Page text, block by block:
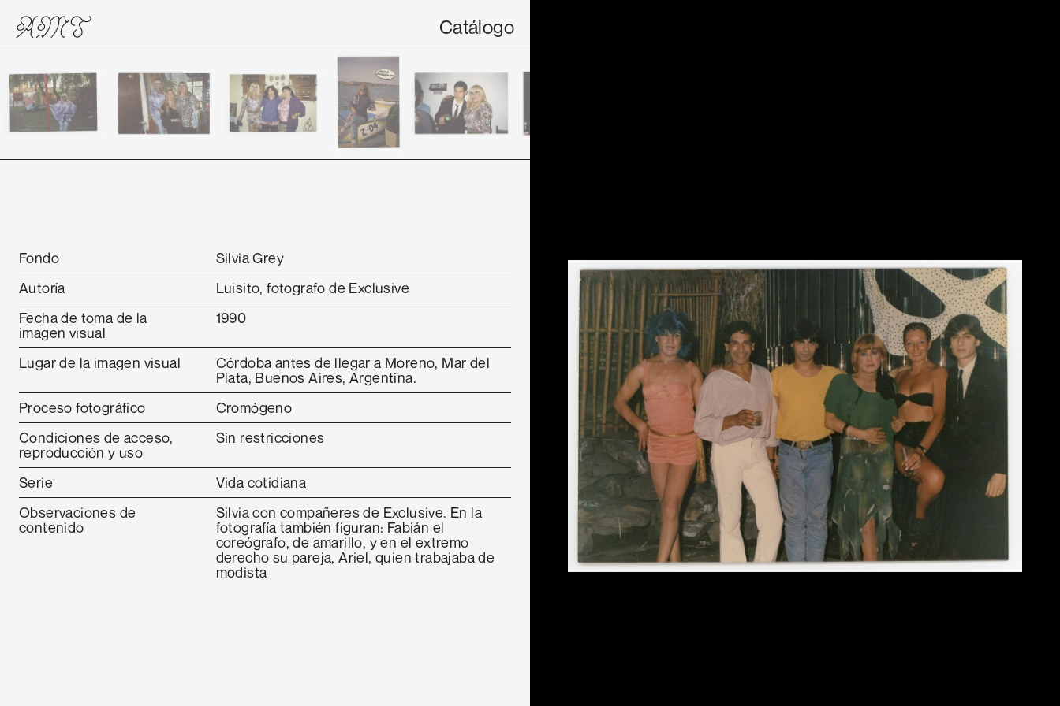
Catálogo
Fondo
Silvia Grey
Autoría
Luisito, fotografo de Exclusive
Fecha de toma de la
imagen visual
1990
Lugar de la imagen visual
Córdoba antes de llegar a Moreno, Mar del
Plata, Buenos Aires, Argentina.
Proceso fotográfico
Cromógeno
Condiciones de acceso,
reproducción y uso
Sin restricciones
Serie
Vida cotidiana
Observaciones de
contenido
Silvia con compañeres de Exclusive. En la
fotografía también figuran: Fabián el
coreógrafo, de amarillo, y en el extremo
derecho su pareja, Ariel, quien trabajaba de
modista